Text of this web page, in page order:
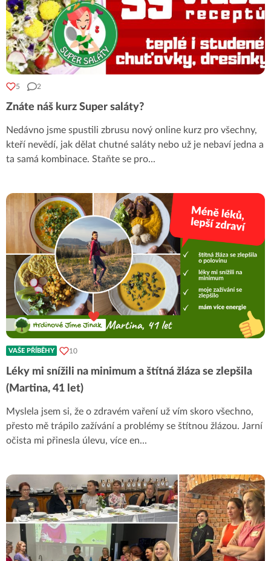
5 2
Znáte náš kurz Super saláty?
Nedávno jsme spustili zbrusu nový online kurz pro všechny,
kteří nevědí, jak dělat chutné saláty nebo už je nebaví jedna a
ta samá kombinace. Staňte se pro...
VAŠE PŘÍBĚHY 10
Léky mi snížili na minimum a štítná žláza se zlepšila
(Martina, 41 let)
Myslela jsem si, že o zdravém vaření už vím skoro všechno,
přesto mě trápilo zažívání a problémy se štítnou žlázou. Jarní
očista mi přinesla úlevu, více en...